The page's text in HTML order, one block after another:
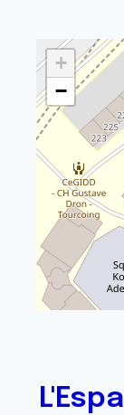
+
−